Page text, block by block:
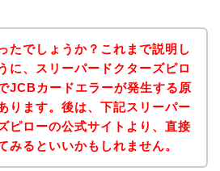
たでしょうか？これまで説明し
に、スリーパードクターズピロ
JCBカードエラーが発生する原
ります。後は、下記スリーパー
ピローの公式サイトより、直接
みるといいかもしれません。